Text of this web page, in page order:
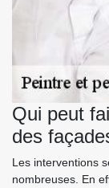
Qui peut
des
Les interventions
nombreuses. En